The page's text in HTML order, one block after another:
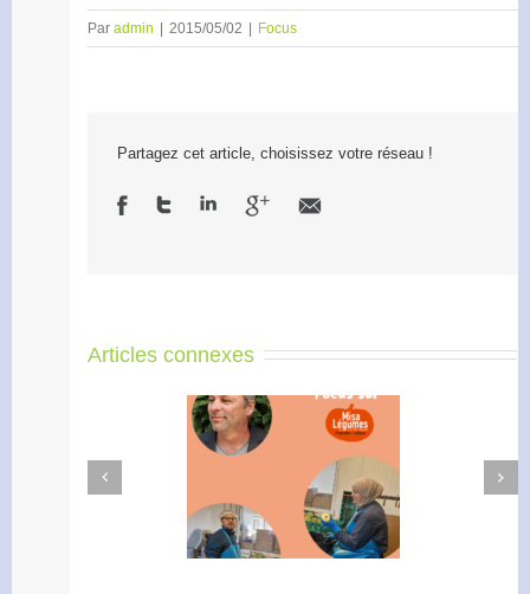
Par admin 2015/05/02 Focus
Partagez cet article, choisissez votre réseau !
Articles connexes
Formation 2O26, les
inscriptions sont ouvertes !
Previous
Next